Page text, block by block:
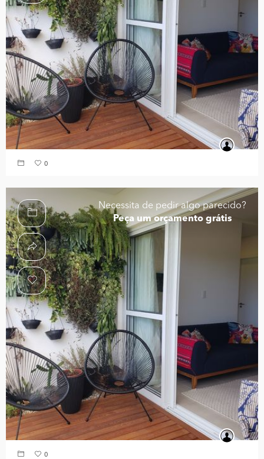
0
Necessita de pedir algo parecido?
Peça um orçamento grátis
0